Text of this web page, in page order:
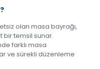
olan masa bayrağı,
bir temsil sunar.
farklı masa
ve sürekli düzenleme